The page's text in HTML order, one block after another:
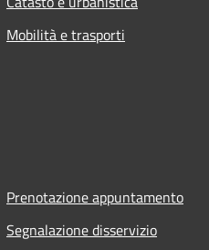
Mobilità e trasporti
Prenotazione appuntamento
Segnalazione disservizio